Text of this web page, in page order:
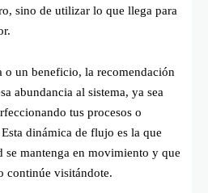
sino de utilizar lo que llega para
o un beneficio, la recomendación
abundancia al sistema, ya sea
tus procesos o
dinámica de flujo es la que
se mantenga en movimiento y que
continúe visitándote.